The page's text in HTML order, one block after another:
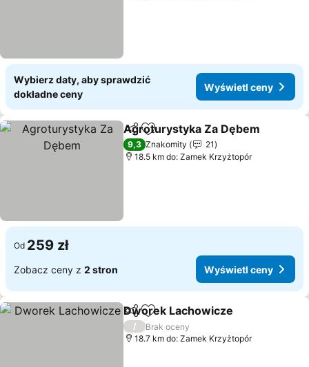
Wybierz daty, aby sprawdzić
dokładne ceny
Wyświetl ceny
Udostępnij
Dodaj do ulubionych
Agroturystyka Za Dębem
9,3 Znakomity
21
18.5 km do: Zamek Krzyżtopór
Od 259 zł
Zobacz ceny z 2 stron Wyświetl ceny
Udostępnij
Dodaj do ulubionych
Dworek Lachowicze
/
Brak oceny
18.7 km do: Zamek Krzyżtopór